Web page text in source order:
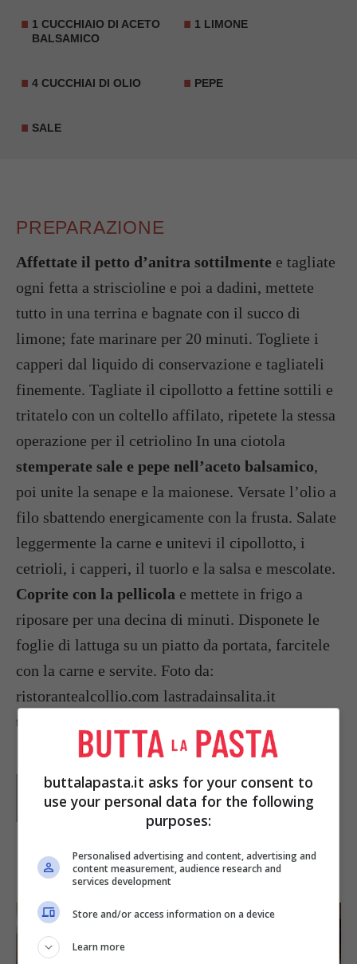
1 CUCCHIAIO DI ACETO
BALSAMICO
1 LIMONE
4 CUCCHIAI DI OLIO PEPE
SALE
PREPARAZIONE
Affettate il petto d’anitra sottilmente e tagliate
ogni fetta a striscioline e poi a dadini, mettete
tutto in una terrina e bagnate con il succo di
limone; fate marinare per 20 minuti. Togliete i
capperi dal liquido di conservazione e tagliateli
finemente. Tagliate il cipollotto a fettine sottili e
tritatelo con un coltello affilato, ripetete la stessa
operazione per il cetriolino In una ciotola
stemperate sale e pepe nell’aceto balsamico,
poi unite la senape e la maionese. Versate l’olio a
filo sbattendo energicamente con la frusta. Salate
leggermente la carne e unitevi il cipollotto, i
cetrioli, i capperi, il tuorlo e la salsa e mescolate.
Coprite con la pellicola e mettete in frigo a
riposare per una decina di minuti. Disponete le
foglie di lattuga su un piatto da portata, farcitele
con la carne e servite. Foto da:
ristorantealcollio.com lastradainsalita.it
territorioscuola.com
Parole diChef Luc
IN PRIMO PIANO
buttalapasta.it asks for your consent to
use your personal data for the following
purposes:
Personalised advertising and content, advertising and
content measurement, audience research and
services development
Store and/or access information on a device
Learn more